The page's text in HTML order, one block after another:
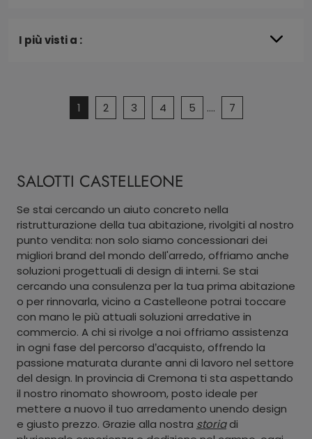
I più visti a :
1 2 3 4 5 .... 7
SALOTTI CASTELLEONE
Se stai cercando un aiuto concreto nella
ristrutturazione della tua abitazione, rivolgiti al nostro
punto vendita: non solo siamo concessionari dei
migliori brand del mondo dell'arredo, offriamo anche
soluzioni progettuali di design di interni. Se stai
cercando una consulenza per la tua prima abitazione
o per rinnovarla, vicino a Castelleone potrai toccare
con mano le più attuali soluzioni arredative in
commercio. A chi si rivolge a noi offriamo assistenza
in ogni fase del percorso d’acquisto, offrendo la
passione maturata durante anni di lavoro nel settore
del design. In provincia di Cremona ti sta aspettando
il nostro rinomato showroom, posto ideale per
mettere a nuovo il tuo arredamento unendo design
e giusto prezzo. Grazie alla nostra storiadi